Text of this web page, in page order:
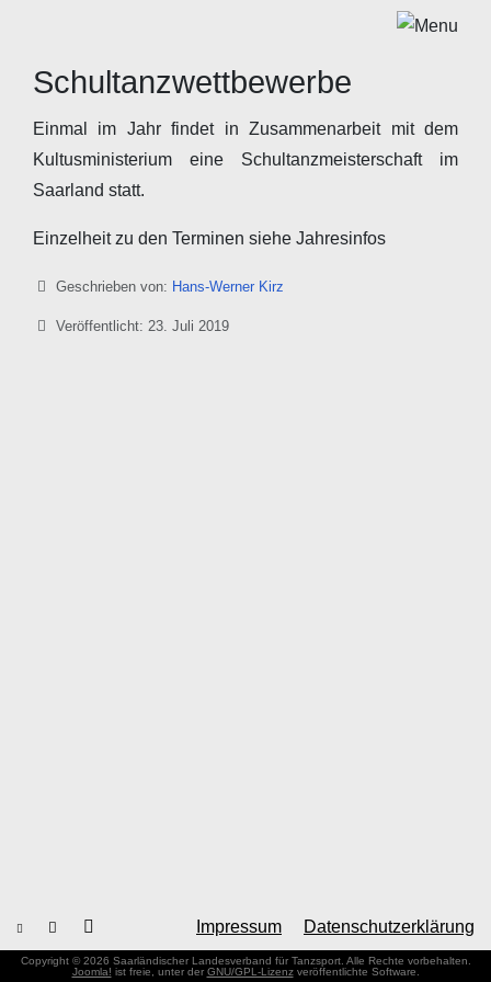
Schultanzwettbewerbe
Einmal im Jahr findet in Zusammenarbeit mit dem
Kultusministerium eine Schultanzmeisterschaft im
Saarland statt.
Einzelheit zu den Terminen siehe Jahresinfos
DetailsGeschrieben von: Hans-Werner Kirz
Veröffentlicht: 23. Juli 2019
Impressum Datenschutzerklärung
Copyright © 2026 Saarländischer Landesverband für Tanzsport. Alle Rechte vorbehalten.
Joomla! ist freie, unter der GNU/GPL-Lizenzveröffentlichte Software.